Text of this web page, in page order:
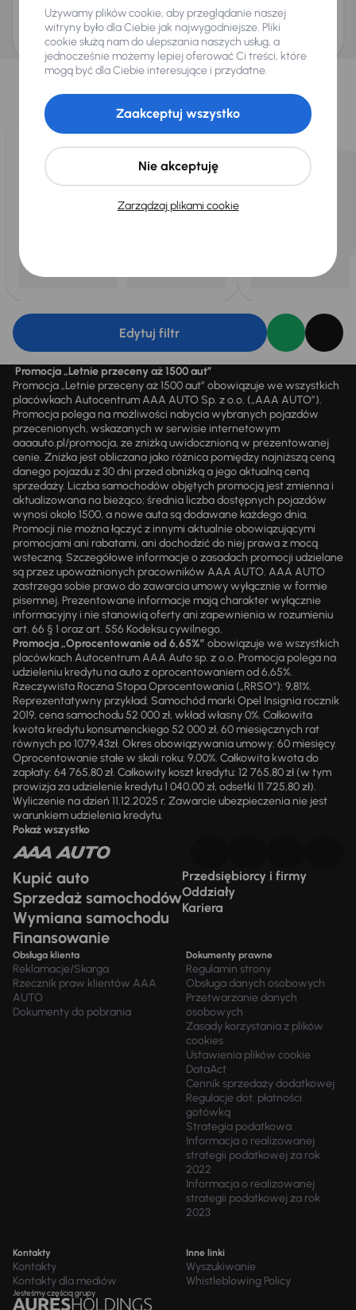
ani zagwarantowaną dostępnością pojazdu. AURES Holdings a.s., z siedzibą
Dopraváků 874/15, Čimice, 184 00 Praga 8, będzie przechowywać i przetwarzać
Twoje dane osobowe zgodnie z zasadami ochrony i przetwarzaniadanych
osobowych
Wybraliśmy dla Ciebie
Wybieramy dla Ciebienajlepsze pojazdyz naszej oferty. Kupimy
dla Ciebiedo 400 pojazdówkażdego dnia.
Edytuj filtr
Promocja „Letnie przeceny aż 1500 aut”
Promocja „Letnie przeceny aż 1500 aut” obowiązuje we wszystkich
placówkach Autocentrum AAA AUTO Sp. z o.o. („AAA AUTO”).
Promocja polega na możliwości nabycia wybranych pojazdów
przecenionych, wskazanych w serwisie internetowym
aaaauto.pl/promocja, ze zniżką uwidocznioną w prezentowanej
cenie. Zniżka jest obliczana jako różnica pomiędzy najniższą ceną
danego pojazdu z 30 dni przed obniżką a jego aktualną ceną
sprzedaży. Liczba samochodów objętych promocją jest zmienna i
aktualizowana na bieżąco; średnia liczba dostępnych pojazdów
wynosi około 1500, a nowe auta są dodawane każdego dnia.
Promocji nie można łączyć z innymi aktualnie obowiązującymi
promocjami ani rabatami, ani dochodzić do niej prawa z mocą
wsteczną. Szczegółowe informacje o zasadach promocji udzielane
są przez upoważnionych pracowników AAA AUTO. AAA AUTO
zastrzega sobie prawo do zawarcia umowy wyłącznie w formie
pisemnej. Prezentowane informacje mają charakter wyłącznie
informacyjny i nie stanowią oferty ani zapewnienia w rozumieniu
art. 66 § 1 oraz art. 556 Kodeksu cywilnego.
Promocja „Oprocentowanie od 6,65%” obowiązuje we wszystkich
placówkach Autocentrum AAA Auto sp. z o.o. Promocja polega na
udzieleniu kredytu na auto z oprocentowaniem od 6,65%.
Rzeczywista Roczna Stopa Oprocentowania („RRSO“): 9,81%.
Reprezentatywny przykład: Samochód marki Opel Insignia rocznik
2019, cena samochodu 52 000 zł, wkład własny 0%. Całkowita
kwota kredytu konsumenckiego 52 000 zł, 60 miesięcznych rat
równych po 1079,43zł. Okres obowiązywania umowy: 60 miesięcy.
Oprocentowanie stałe w skali roku: 9,00%. Całkowita kwota do
zapłaty: 64 765,80 zł. Całkowity koszt kredytu: 12 765,80 zł (w tym
prowizja za udzielenie kredytu 1 040,00 zł, odsetki 11 725,80 zł).
Wyliczenie na dzień 11.12.2025 r. Zawarcie ubezpieczenia nie jest
warunkiem udzielenia kredytu.
Pokaż wszystko
Kupić auto
Sprzedaż samochodów
Wymiana samochodu
Finansowanie
Przedsiębiorcy i firmy
Oddziały
Kariera
Obsługa klienta
Reklamacje/Skarga
Rzecznik praw klientów AAA
AUTO
Dokumenty do pobrania
Dokumenty prawne
Regulamin strony
Obsługa danych osobowych
Przetwarzanie danych
osobowych
Zasady korzystania z plików
cookies
Ustawienia plików cookie
DataAct
Cennik sprzedaży dodatkowej
Regulacje dot. płatności
gotówką
Strategia podatkowa
Informacja o realizowanej
strategii podatkowej za rok
2022
Informacja o realizowanej
strategii podatkowej za rok
2023
Kontakty
Kontakty
Kontakty dla mediów
Inne linki
Wyszukiwanie
Whistleblowing Policy
Jesteśmy częścią grupy
Używamy plików cookie, aby przeglądanie naszej
witryny było dla Ciebie jak najwygodniejsze. Pliki
cookie służą nam do ulepszania naszych usług, a
jednocześnie możemy lepiej oferować Ci treści, które
mogą być dla Ciebie interesujące i przydatne.
Zarządzaj plikami cookie
Nie akceptuję
Zaakceptuj wszystko